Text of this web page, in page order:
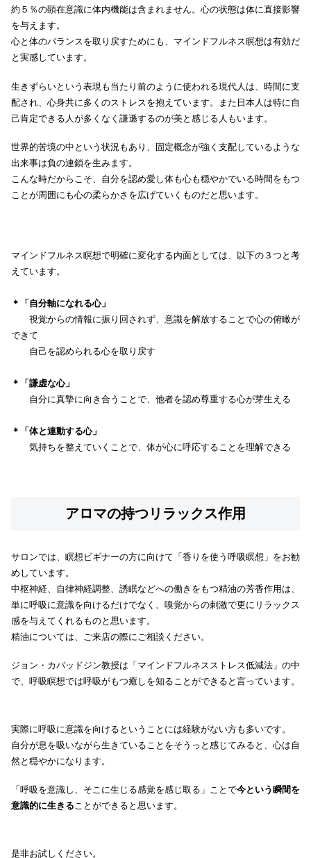
約５％の顕在意識に体内機能は含まれません。心の状態は体に直接影響
を与えます。
心と体のバランスを取り戻すためにも、マインドフルネス瞑想は有効だ
と実感しています。
生きずらいという表現も当たり前のように使われる現代人は、時間に支
配され、心身共に多くのストレスを抱えています。また日本人は特に自
己肯定できる人が多くなく謙遜するのが美と感じる人もいます。
世界的苦境の中という状況もあり、固定概念が強く支配しているような
出来事は負の連鎖を生みます。
こんな時だからこそ、自分を認め愛し体も心も穏やかでいる時間をもつ
ことが周囲にも心の柔らかさを広げていくものだと思います。
マインドフルネス瞑想で明確に変化する内面としては、以下の３つと考
えています。
＊「自分軸になれる心」
視覚からの情報に振り回されず、意識を解放することで心の俯瞰が
できて
自己を認められる心を取り戻す
＊「謙虚な心」
自分に真摯に向き合うことで、他者を認め尊重する心が芽生える
＊「体と連動する心」
気持ちを整えていくことで、体が心に呼応することを理解できる
アロマの持つリラックス作用
サロンでは、瞑想ビギナーの方に向けて「香りを使う呼吸瞑想」をお勧
めしています。
中枢神経、自律神経調整、誘眠などへの働きをもつ精油の芳香作用は、
単に呼吸に意識を向けるだけでなく、嗅覚からの刺激で更にリラックス
感を与えてくれるものと思います。
精油については、ご来店の際にご相談ください。
ジョン・カバッドジン教授は「マインドフルネスストレス低減法」の中
で、呼吸瞑想では呼吸がもつ癒しを知ることができると言っています。
実際に呼吸に意識を向けるということには経験がない方も多いです。
自分が息を吸いながら生きていることをそうっと感じてみると、心は自
然と穏やかになります。
「呼吸を意識し、そこに生じる感覚を感じ取る」ことで今という瞬間を
意識的に生きる ことができると思います。
是非お試しください。